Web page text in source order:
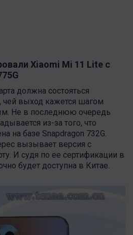
Xiaomi Mi 11 Lite с
должна состояться
чей выход кажется шагом
Не в последнюю очередь
из-за того, что
на базе Snapdragon 732G.
вызывает версия с
И судя по ее сертификации в
будет доступна в Китае.